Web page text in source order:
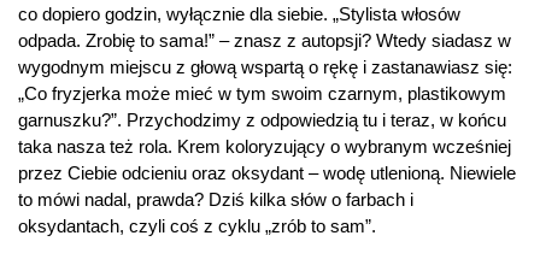
co dopiero godzin, wyłącznie dla siebie. „Stylista włosów
odpada. Zrobię to sama!” – znasz z autopsji? Wtedy siadasz w
wygodnym miejscu z głową wspartą o rękę i zastanawiasz się:
„Co fryzjerka może mieć w tym swoim czarnym, plastikowym
garnuszku?”. Przychodzimy z odpowiedzią tu i teraz, w końcu
taka nasza też rola. Krem koloryzujący o wybranym wcześniej
przez Ciebie odcieniu oraz oksydant – wodę utlenioną. Niewiele
to mówi nadal, prawda? Dziś kilka słów o farbach i
oksydantach, czyli coś z cyklu „zrób to sam”.